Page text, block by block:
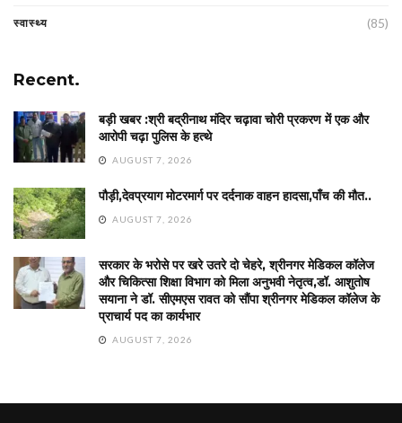
स्वास्थ्य (85)
Recent.
बड़ी खबर :श्री बद्रीनाथ मंदिर चढ़ावा चोरी प्रकरण में एक और
आरोपी चढ़ा पुलिस के हत्थे
AUGUST 7, 2026
पौड़ी,देवप्रयाग मोटरमार्ग पर दर्दनाक वाहन हादसा,पाँच की मौत..
AUGUST 7, 2026
सरकार के भरोसे पर खरे उतरे दो चेहरे, श्रीनगर मेडिकल कॉलेज
और चिकित्सा शिक्षा विभाग को मिला अनुभवी नेतृत्व,डॉ. आशुतोष
सयाना ने डॉ. सीएमएस रावत को सौंपा श्रीनगर मेडिकल कॉलेज के
प्राचार्य पद का कार्यभार
AUGUST 7, 2026